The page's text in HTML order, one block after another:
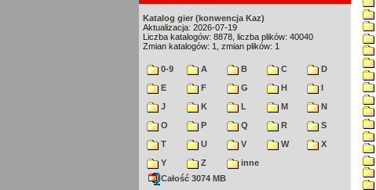
Katalog gier (konwencja Kaz)
Aktualizacja: 2026-07-19
Liczba katalogów: 8878, liczba plików: 40040
Zmian katalogów: 1, zmian plików: 1
0-9 A B C
D
E
F G H
I
J
K L M
N
O
P Q R
S
T
U V W
X
Y
Z
inne
Całość 3074 MB